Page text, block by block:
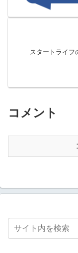
スタートライフ
コメント